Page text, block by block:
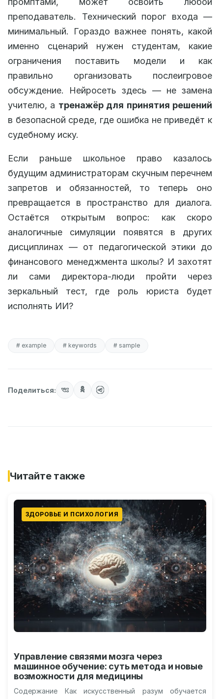
преподаватель. Технический порог входа —
минимальный. Гораздо важнее понять, какой
именно сценарий нужен студентам, какие
ограничения поставить модели и как
правильно организовать послеигровое
обсуждение. Нейросеть здесь — не замена
учителю, а тренажёр для принятия решений
в безопасной среде, где ошибка не приведёт к
судебному иску.
Если раньше школьное право казалось
будущим администраторам скучным перечнем
запретов и обязанностей, то теперь оно
превращается в пространство для диалога.
Остаётся открытым вопрос: как скоро
аналогичные симуляции появятся в других
дисциплинах — от педагогической этики до
финансового менеджмента школы? И захотят
ли сами директора-люди пройти через
зеркальный тест, где роль юриста будет
исполнять ИИ?
# example # keywords # sample
Поделиться:
Читайте также
ЗДОРОВЬЕ И ПСИХОЛОГИЯ
Управление связями мозга через
машинное обучение: суть метода и новые
возможности для медицины
Содержание Как искусственный разум обучается